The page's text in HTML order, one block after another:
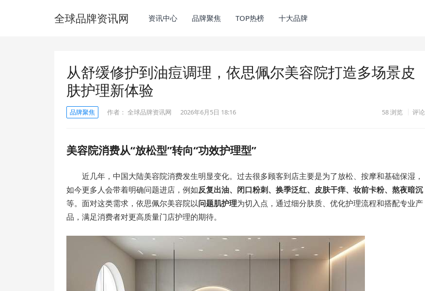
全球品牌资讯网 资讯中心 品牌聚焦 TOP热榜 十大品牌
从舒缓修护到油痘调理，依思佩尔美容院打造多场景皮
肤护理新体验
品牌聚焦 作者： 全球品牌资讯网 2026年6月5日 18:16 58浏览 评论
美容院消费从“放松型”转向“功效护理型”
近几年，中国大陆美容院消费发生明显变化。过去很多顾客到店主要是为了放松、按摩和基础保湿，
如今更多人会带着明确问题进店，例如反复出油、闭口粉刺、换季泛红、皮肤干痒、妆前卡粉、熬夜暗沉
等。面对这类需求，依思佩尔美容院以问题肌护理为切入点，通过细分肤质、优化护理流程和搭配专业产
品，满足消费者对更高质量门店护理的期待。